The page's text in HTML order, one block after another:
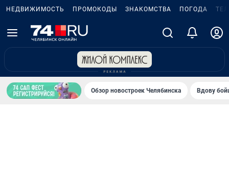
НЕДВИЖИМОСТЬ ПРОМОКОДЫ ЗНАКОМСТВА ПОГОДА
Обзор новостроек Челябинска Вдову